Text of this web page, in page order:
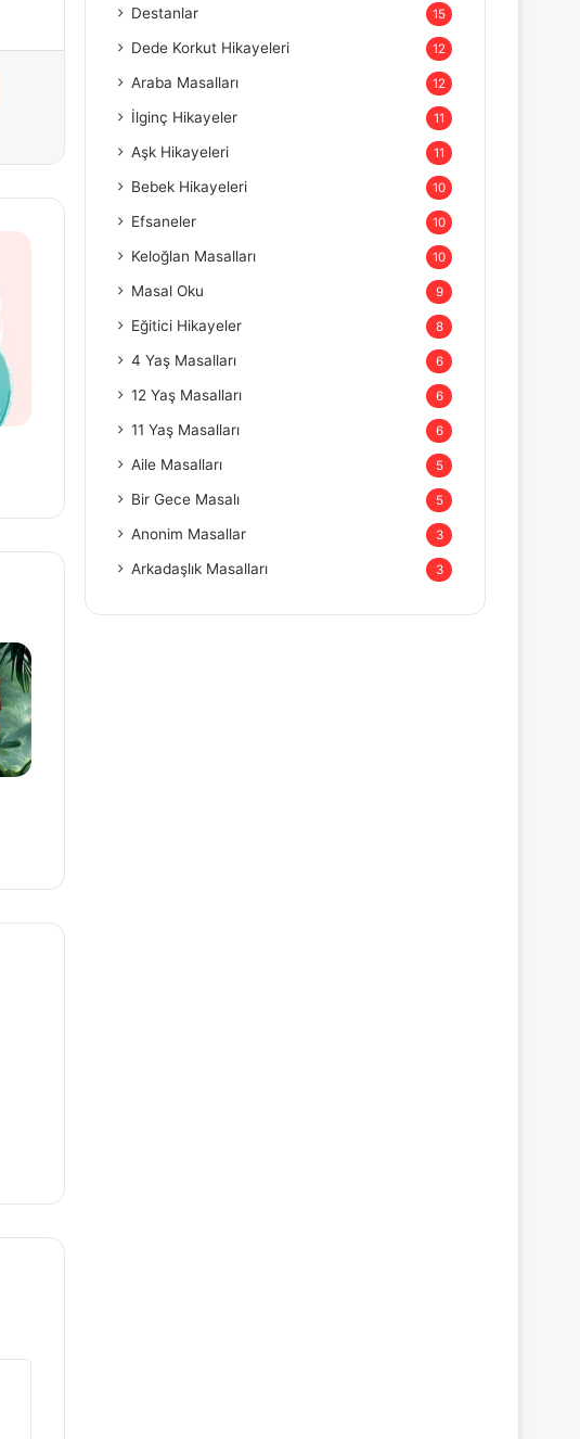
Destanlar 15
Dede Korkut Hikayeleri 12
Araba Masalları 12
İlginç Hikayeler 11
Aşk Hikayeleri 11
Bebek Hikayeleri 10
Efsaneler 10
Keloğlan Masalları 10
Masal Oku 9
Eğitici Hikayeler 8
4 Yaş Masalları 6
12 Yaş Masalları 6
11 Yaş Masalları 6
Aile Masalları 5
Bir Gece Masalı 5
Anonim Masallar 3
Arkadaşlık Masalları 3